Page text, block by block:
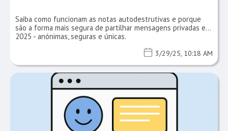
Saiba como funcionam as notas autodestrutivas e porque
são a forma mais segura de partilhar mensagens privadas em
2025 - anónimas, seguras e únicas.
3/29/25, 10:18 AM